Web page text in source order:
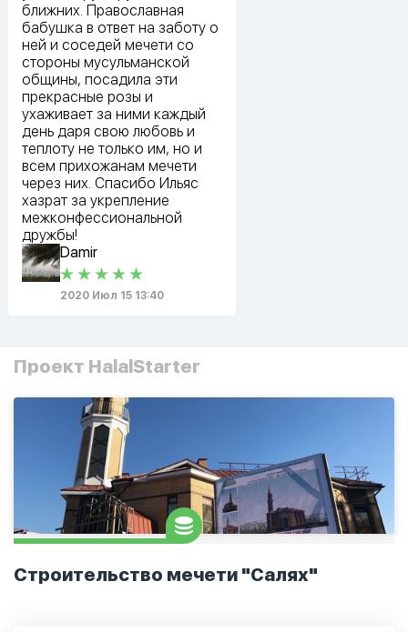
ближних. Православная
бабушка в ответ на заботу о
ней и соседей мечети со
стороны мусульманской
общины, посадила эти
прекрасные розы и
ухаживает за ними каждый
день даря свою любовь и
теплоту не только им, но и
всем прихожанам мечети
через них. Спасибо Ильяс
хазрат за укрепление
межконфессиональной
дружбы!
Damir
2020 Июл 15 13:40
Проект HalalStarter
Строительство мечети "Салях"